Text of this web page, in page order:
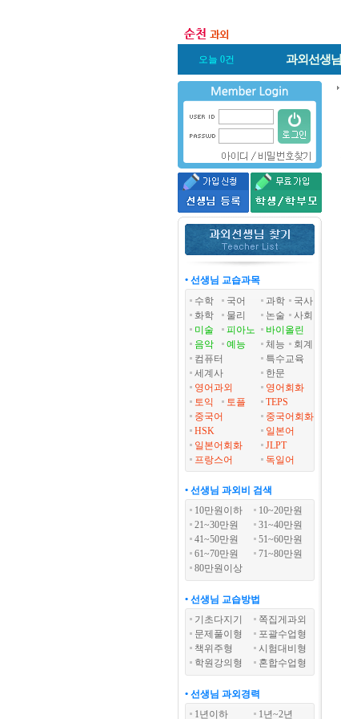
오늘 0건 과외선생님
• 선생님 교습과목
수학
국어 과학
국사
화학
물리 논술
사회
미술
피아노
바이올린
음악
예능 체능
회계
컴퓨터
특수교육
세계사
한문
영어과외
영어회화
토익
토플
TEPS
중국어
중국어회화
HSK
일본어
일본어회화
JLPT
프랑스어
독일어
• 선생님 과외비 검색
10만원이하
10~20만원
21~30만원
31~40만원
41~50만원
51~60만원
61~70만원
71~80만원
80만원이상
• 선생님 교습방법
기초다지기
쪽집게과외
문제풀이형
포괄수업형
책위주형
시험대비형
학원강의형
혼합수업형
• 선생님 과외경력
1년이하
1년~2년